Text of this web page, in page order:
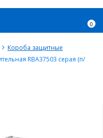
0
Короба защитные
RBA37503 серая (п/